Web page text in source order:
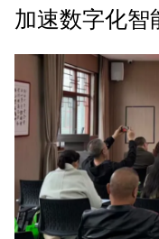
加速数字化智